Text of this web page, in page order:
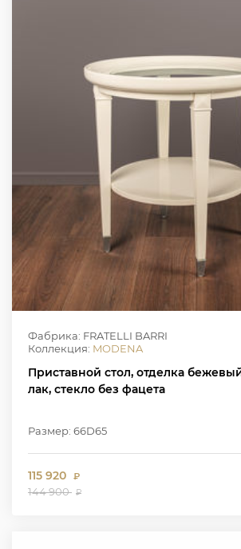
Фабрика: FRATELLI BARRI
Коллекция: MODENA
Приставной стол, отделка
лак, стекло без фацета
Размер: 66D65
115 920 ₽
144 900 ₽